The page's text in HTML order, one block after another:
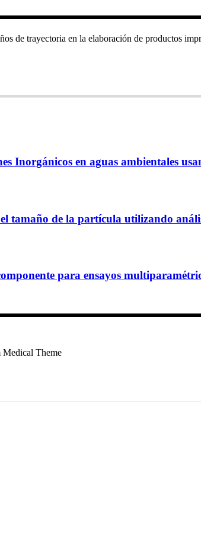
de trayectoria en la elaboración de productos
Inorgánicos en aguas ambientales
tamaño de la partícula utilizando
para ensayos
Medical Theme